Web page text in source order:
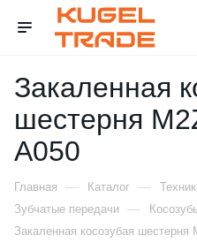
Закаленная
шестерня
A050
Главная — Каталог —
Зубчатые передачи —
Закаленная косозубая шестерня